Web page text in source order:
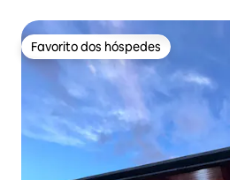
Favorito dos hóspedes
Favorito dos hóspedes